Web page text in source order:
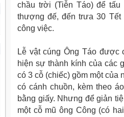
chầu trời (Tiễn Táo) để
thượng đế, đến trưa 30
công việc.
Lễ vật cúng Ông Táo được
hiện sự thành kính của các
có 3 cỗ (chiếc) gồm một của
có cánh chuồn, kèm theo
bằng giấy. Nhưng để giản
một cỗ mũ ông Công (có